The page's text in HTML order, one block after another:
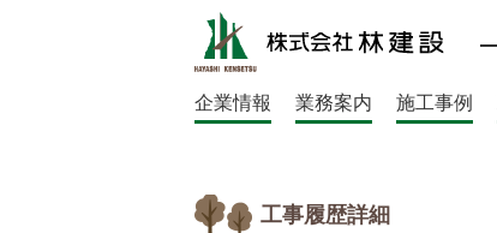
企業情報 業務案内 施工事例
工事履歴詳細